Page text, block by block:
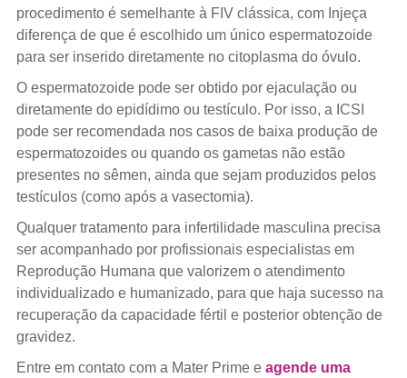
procedimento é semelhante à FIV clássica, com Injeça
diferença de que é escolhido um único espermatozoide
para ser inserido diretamente no citoplasma do óvulo.
O espermatozoide pode ser obtido por ejaculação ou
diretamente do epidídimo ou testículo. Por isso, a ICSI
pode ser recomendada nos casos de baixa produção de
espermatozoides ou quando os gametas não estão
presentes no sêmen, ainda que sejam produzidos pelos
testículos (como após a vasectomia).
Qualquer tratamento para infertilidade masculina precisa
ser acompanhado por profissionais especialistas em
Reprodução Humana que valorizem o atendimento
individualizado e humanizado, para que haja sucesso na
recuperação da capacidade fértil e posterior obtenção de
gravidez.
Entre em contato com a Mater Prime e agende uma